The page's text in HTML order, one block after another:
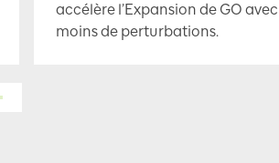
accélère l’Expansion de GO avec
moins de perturbations.